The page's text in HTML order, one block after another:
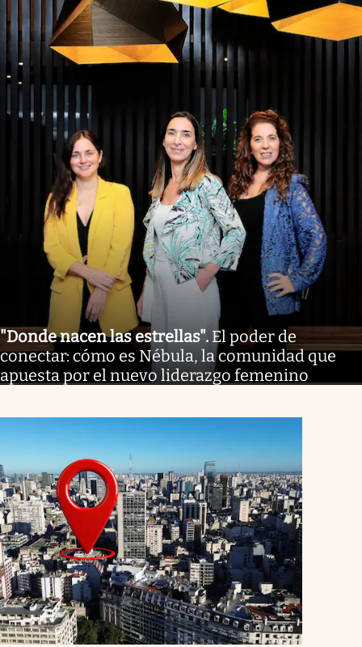
"Donde nacen las estrellas". El poder de
conectar: cómo es Nébula, la comunidad que
apuesta por el nuevo liderazgo femenino